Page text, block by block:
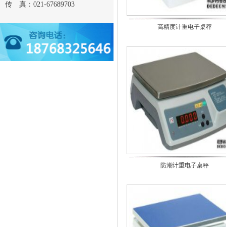
传 真：021-67689703
高精度计重电子桌秤
防潮计重电子桌秤